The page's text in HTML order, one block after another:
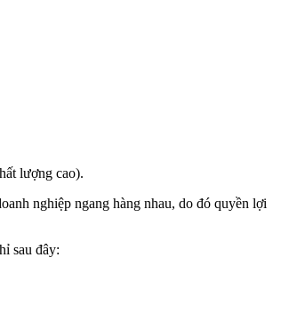
lượng cao).
nghiệp ngang hàng nhau, do đó quyền lợi
sau đây: